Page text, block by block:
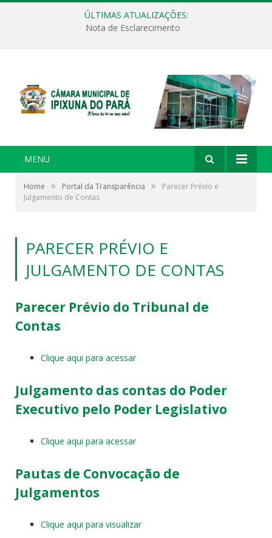
ÚLTIMAS ATUALIZAÇÕES:
Nota de Esclarecimento
MENU
Home » Portal da Transparência »
Parecer Prévio e
Julgamento de Contas
PARECER PRÉVIO E
JULGAMENTO DE CONTAS
Parecer Prévio do Tribunal de
Contas
Clique aqui para acessar
Julgamento das contas do Poder
Executivo pelo Poder Legislativo
Clique aqui para acessar
Pautas de Convocação de
Julgamentos
Clique aqui para visualizar